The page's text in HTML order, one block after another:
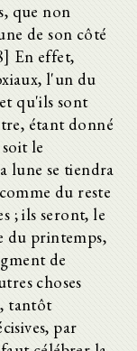
que non
de son côté
En effet,
l'un du
qu'ils sont
étant donné
le
lune se tiendra
du reste
; ils seront, le
du printemps,
de
choses
tantôt
par